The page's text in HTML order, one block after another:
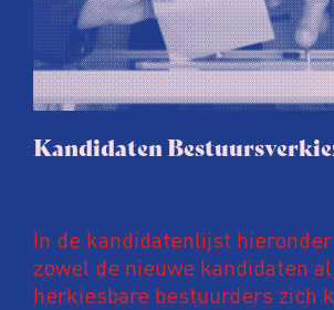
Kandidaten
In de kandidatenlijst
zowel de nieuwe kandidaten
herkiesbare bestuurders zich